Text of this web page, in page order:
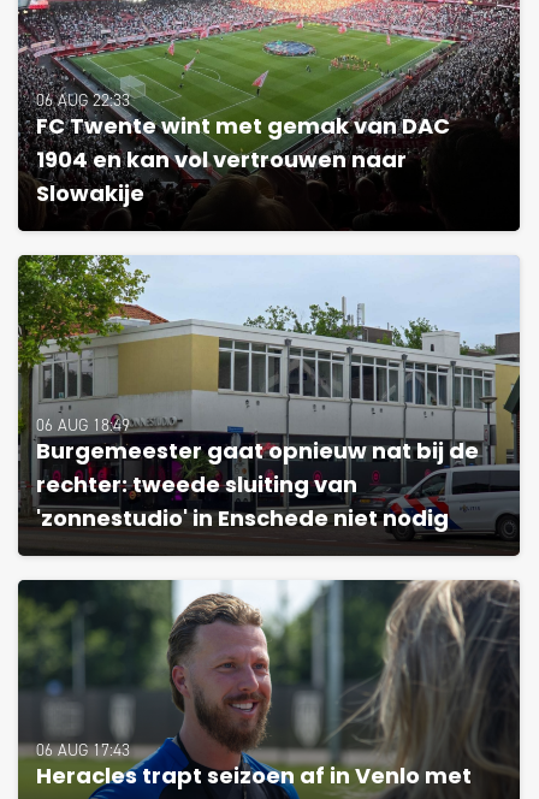
06 AUG 22:33
FC Twente wint met gemak van DAC
1904 en kan vol vertrouwen naar
Slowakije
06 AUG 18:49
Burgemeester gaat opnieuw nat bij de
rechter: tweede sluiting van
'zonnestudio' in Enschede niet nodig
06 AUG 17:43
Heracles trapt seizoen af in Venlo met